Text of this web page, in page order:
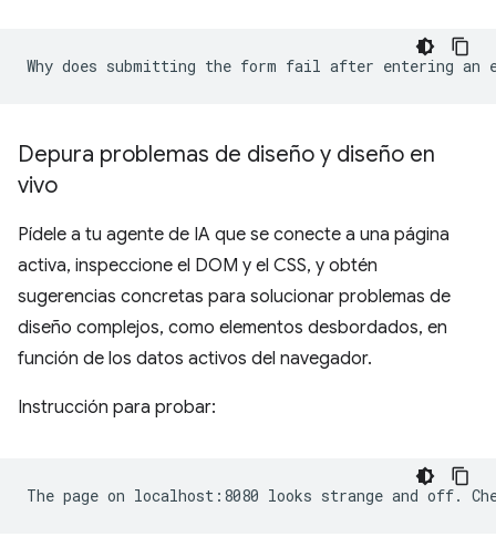
Depura problemas de diseño y diseño en
vivo
Pídele a tu agente de IA que se conecte a una página
activa, inspeccione el DOM y el CSS, y obtén
sugerencias concretas para solucionar problemas de
diseño complejos, como elementos desbordados, en
función de los datos activos del navegador.
Instrucción para probar: